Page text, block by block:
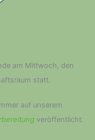
am Mittwoch, den
statt.
auf unserem
veröffentlicht.